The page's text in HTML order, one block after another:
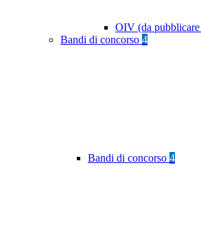
OIV (da
Bandi di concorso 4
Bandi di concorso 4